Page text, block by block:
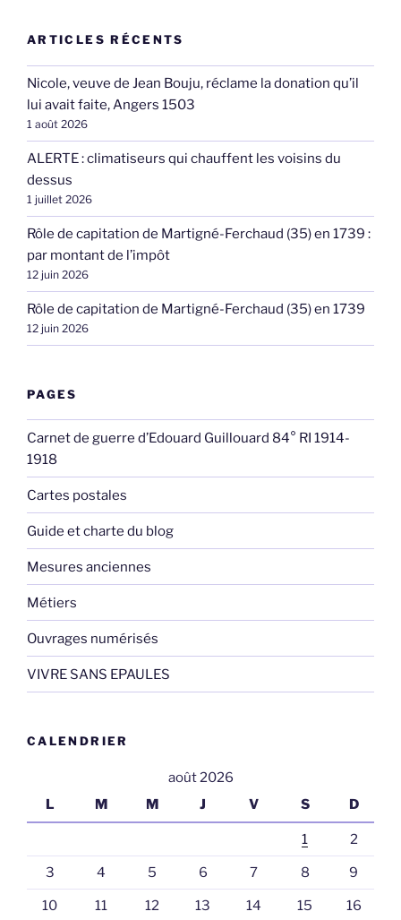
ARTICLES RÉCENTS
Nicole, veuve de Jean Bouju, réclame la donation qu’il
lui avait faite, Angers 1503
1 août 2026
ALERTE : climatiseurs qui chauffent les voisins du
dessus
1 juillet 2026
Rôle de capitation de Martigné-Ferchaud (35) en 1739 :
par montant de l’impôt
12 juin 2026
Rôle de capitation de Martigné-Ferchaud (35) en 1739
12 juin 2026
PAGES
Carnet de guerre d’Edouard Guillouard 84° RI 1914-
1918
Cartes postales
Guide et charte du blog
Mesures anciennes
Métiers
Ouvrages numérisés
VIVRE SANS EPAULES
CALENDRIER
août 2026
L
M M J V S D
1 2
3 4 5 6 7 8 9
10 11 12 13 14 15 16